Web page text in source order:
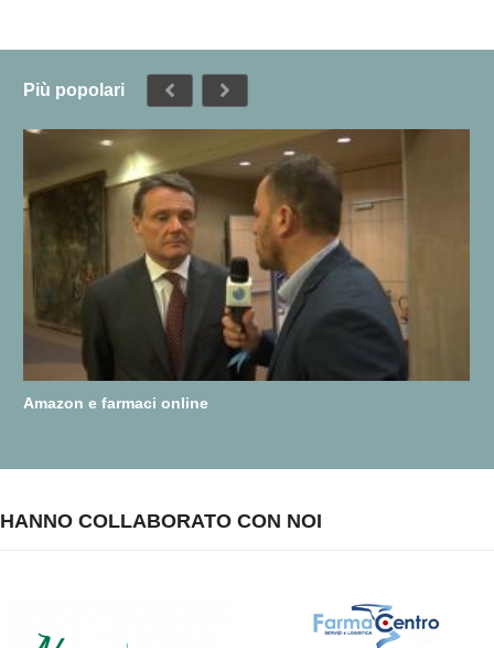
Più popolari
Amazon e farmaci online
HANNO COLLABORATO CON NOI